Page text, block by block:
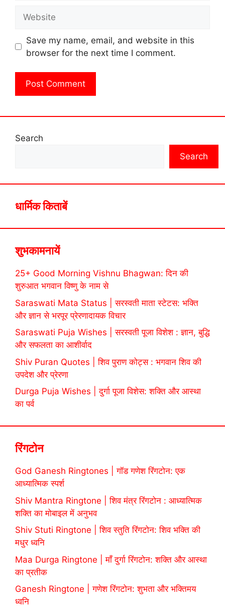
Save my name, email, and website in this
browser for the next time I comment.
Search
Search
धार्मिक किताबें
शुभकामनायें
25+ Good Morning Vishnu Bhagwan: दिन की
शुरुआत भगवान विष्णु के नाम से
Saraswati Mata Status | सरस्वती माता स्टेटस: भक्ति
और ज्ञान से भरपूर प्रेरणादायक विचार
Saraswati Puja Wishes | सरस्वती पूजा विशेश : ज्ञान, बुद्धि
और सफलता का आशीर्वाद
Shiv Puran Quotes | शिव पुराण कोट्स : भगवान शिव की
उपदेश और प्रेरणा
Durga Puja Wishes | दुर्गा पूजा विशेस: शक्ति और आस्था
का पर्व
रिंगटोन
God Ganesh Ringtones | गॉड गणेश रिंगटोन: एक
आध्यात्मिक स्पर्श
Shiv Mantra Ringtone | शिव मंत्र रिंगटोन : आध्यात्मिक
शक्ति का मोबाइल में अनुभव
Shiv Stuti Ringtone | शिव स्तुति रिंगटोन: शिव भक्ति की
मधुर ध्वनि
Maa Durga Ringtone | माँ दुर्गा रिंगटोन: शक्ति और आस्था
का प्रतीक
Ganesh Ringtone | गणेश रिंगटोन: शुभता और भक्तिमय
ध्वनि